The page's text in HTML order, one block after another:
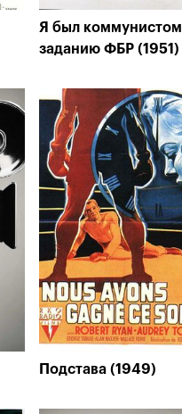
Я был
заданию ФБР (1951)
Подстава (1949)